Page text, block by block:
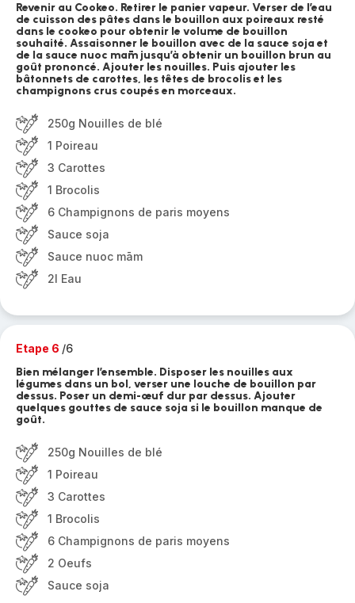
Revenir au Cookeo. Retirer le panier vapeur. Verser de l’eau
de cuisson des pâtes dans le bouillon aux poireaux resté
dans le cookeo pour obtenir le volume de bouillon
souhaité. Assaisonner le bouillon avec de la sauce soja et
de la sauce nuoc mām jusqu’à obtenir un bouillon brun au
goût prononcé. Ajouter les nouilles. Puis ajouter les
bâtonnets de carottes, les têtes de brocolis et les
champignons crus coupés en morceaux.
250g Nouilles de blé
1 Poireau
3 Carottes
1 Brocolis
6 Champignons de paris moyens
Sauce soja
Sauce nuoc mām
2l Eau
Etape 6 /6
Bien mélanger l’ensemble. Disposer les nouilles aux
légumes dans un bol, verser une louche de bouillon par
dessus. Poser un demi-œuf dur par dessus. Ajouter
quelques gouttes de sauce soja si le bouillon manque de
goût.
250g Nouilles de blé
1 Poireau
3 Carottes
1 Brocolis
6 Champignons de paris moyens
2 Oeufs
Sauce soja